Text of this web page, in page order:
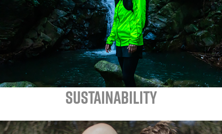
SUSTAINABILITY